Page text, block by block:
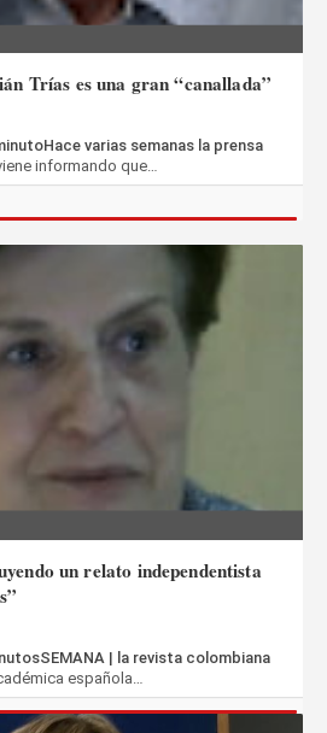
Trías es una gran “canallada”
varias semanas la prensa
informando que…
un relato independentista
| la revista colombiana
española…